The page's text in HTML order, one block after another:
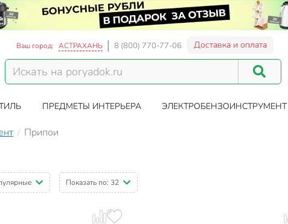
Ваш город: АСТРАХАНЬ 8 (800) 770-77-06 Доставка и оплата
ПРЕДМЕТЫ ИНТЕРЬЕРА ЭЛЕКТРОБЕНЗОИНСТРУМЕНТ
Припои
Показать по: 32